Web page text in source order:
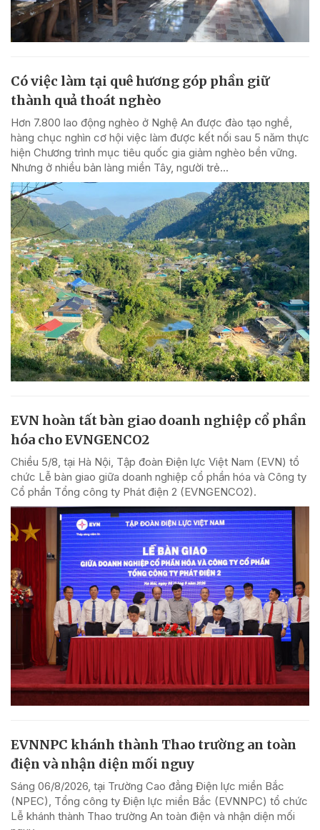
Có việc làm tại quê hương góp phần giữ
thành quả thoát nghèo
Hơn 7.800 lao động nghèo ở Nghệ An được đào tạo nghề,
hàng chục nghìn cơ hội việc làm được kết nối sau 5 năm thực
hiện Chương trình mục tiêu quốc gia giảm nghèo bền vững.
Nhưng ở nhiều bản làng miền Tây, người trẻ...
EVN hoàn tất bàn giao doanh nghiệp cổ phần
hóa cho EVNGENCO2
Chiều 5/8, tại Hà Nội, Tập đoàn Điện lực Việt Nam (EVN) tổ
chức Lễ bàn giao giữa doanh nghiệp cổ phần hóa và Công ty
Cổ phần Tổng công ty Phát điện 2 (EVNGENCO2).
EVNNPC khánh thành Thao trường an toàn
điện và nhận diện mối nguy
Sáng 06/8/2026, tại Trường Cao đẳng Điện lực miền Bắc
(NPEC), Tổng công ty Điện lực miền Bắc (EVNNPC) tổ chức
Lễ khánh thành Thao trường An toàn điện và nhận diện mối